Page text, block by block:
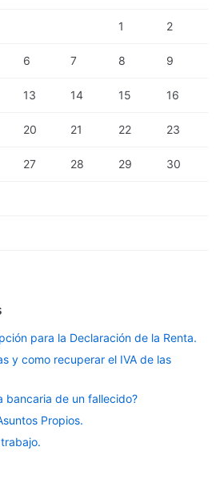
1 2
6 7 8 9
13 14 15 16
20 21 22 23
27 28 29 30
para la Declaración de la Renta.
y como recuperar el IVA de las
bancaria de un fallecido?
Propios.